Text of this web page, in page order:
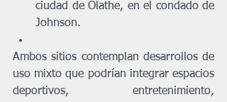
ciudad de Olathe, en el condado de
Johnson.
Ambos sitios contemplan desarrollos de
uso mixto que podrían integrar espacios
deportivos, entretenimiento,